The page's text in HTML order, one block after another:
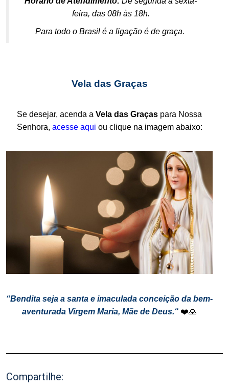
feira, das 08h às 18h.
Para todo o Brasil é a ligação é de graça.
Vela das Graças
Se desejar, acenda a Vela das Graças para Nossa
Senhora, acesse aqui ou clique na imagem abaixo:
“Bendita seja a santa e imaculada conceição da bem-
aventurada Virgem Maria, Mãe de Deus.“ ❤️🙏
Compartilhe: